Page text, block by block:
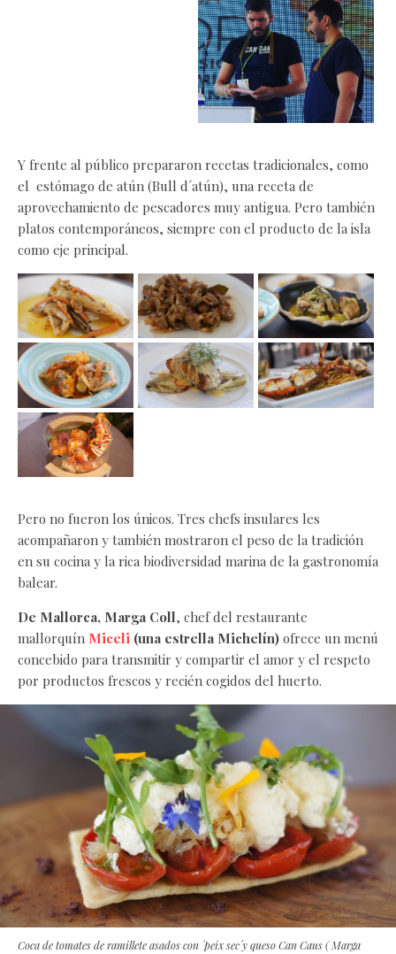
Y frente al público prepararon recetas tradicionales, como
el estómago de atún (Bull d´atún), una receta de
aprovechamiento de pescadores muy antigua. Pero también
platos contemporáneos, siempre con el producto de la isla
como eje principal.
Pero no fueron los únicos. Tres chefs insulares les
acompañaron y también mostraron el peso de la tradición
en su cocina y la rica biodiversidad marina de la gastronomía
balear.
De Mallorca, Marga Coll, chef del restaurante
mallorquín Miceli (una estrella Michelín) ofrece un menú
concebido para transmitir y compartir el amor y el respeto
por productos frescos y recién cogidos del huerto.
Coca de tomates de ramillete asados con ´peix sec´y queso Can Caus ( Marga